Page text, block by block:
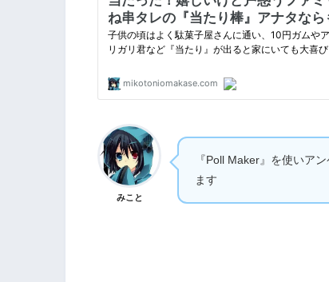
みこと
『Poll Maker』を使いア
ます